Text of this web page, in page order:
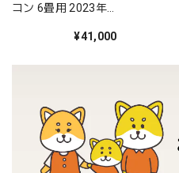
コン 6畳用 2023年
¥41,000